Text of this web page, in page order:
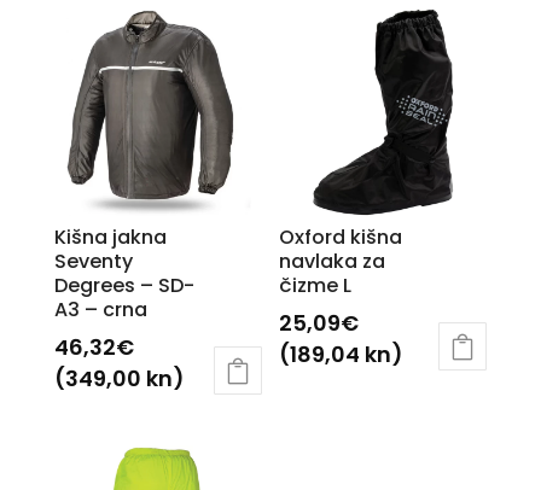
Kišna jakna
Seventy
Degrees – SD-
A3 – crna
46,32€
(349,00 kn)
Oxford kišna
navlaka za
čizme L
25,09€
(189,04 kn)